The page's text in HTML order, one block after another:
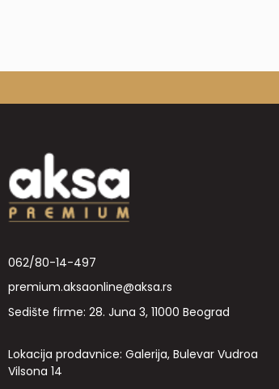
062/80-14-497
premium.aksaonline@aksa.rs
Sedište firme: 28. Juna 3, 11000 Beograd
Lokacija prodavnice: Galerija, Bulevar Vudroa
Vilsona 14